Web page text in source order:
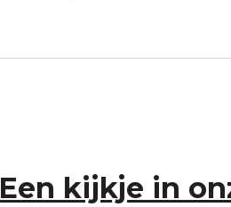
Een kijkje in